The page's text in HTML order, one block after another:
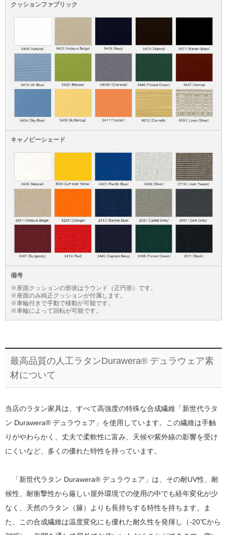
クッションファブリック
キャノピーシェード
備考
※座面クッションの形状はラウンド（正円形）です。
※座面のみ純正クッションが付属します。
※車輪付きで手動で移動が可能です。
※車輪によって回転が可能です。
最高品質の人工ラタンDurawera® デュラウェア素
材について
当店のラタン家具は、すべて高強度の特殊な合成繊維「新世代ラタ
ン Durawera® デュラウェア」を使用しています。この繊維は手触
りがやわらかく、丈夫で柔軟性に富み、天候や紫外線の影響を受け
にくいなど、多くの優れた特性を持っています。
「新世代ラタン Durawera® デュラウェア」は、その耐UV性、耐
候性、耐衝撃性から厳しい屋外環境での使用の中でも経年変化が少
なく、天然のラタン（籐）よりも長持ちする特性を持ちます。ま
た、この合成繊維は温度変化にも優れた耐久性を発揮し（-20℃から